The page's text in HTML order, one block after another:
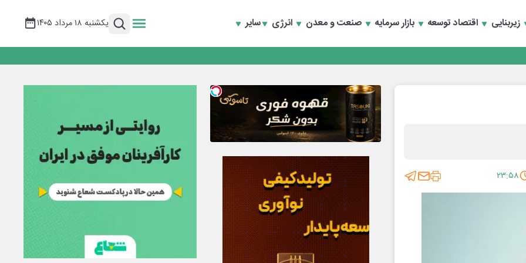
زیربنایی اقتصاد توسعه بازار سرمایه صنعت و معدن انرژی سایر یکشنبه ۱۸ مرداد ۱۴۰۵
به خصوصی‌ها
۲۳:۵۸